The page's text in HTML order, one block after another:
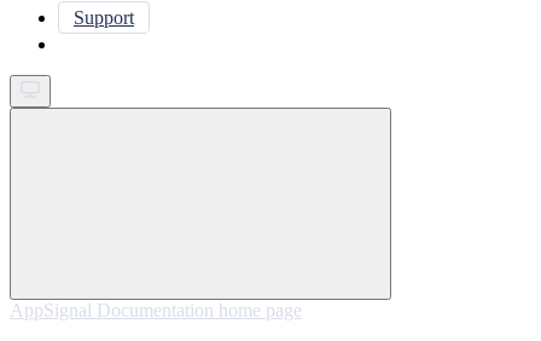
Support
AppSignal Documentation home page